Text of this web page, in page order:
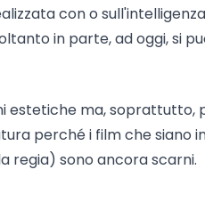
con o
in parte, ad oggi, si
estetiche ma, soprattutto,
perché i film che
regia) sono ancora scarni.